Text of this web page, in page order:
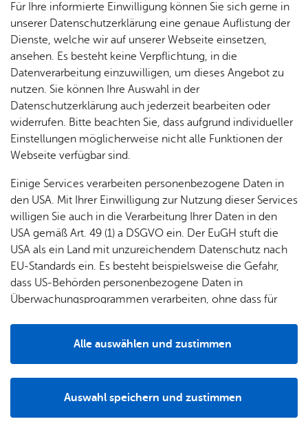
Don­
ners­
tag für
Schul­
klas­
sen
und
Grup­
stehen die freizeitpädagogische, kulturelle und
spielerische Kinderbildung und offene
Kinderarbeit vom Spielehaus und Spielbus.
Ob Sommer oder Winter, im Spielehaus können Kinder
von 6 bis 13 Jahren und auch ihre Familien ihre Freizeit
selbst bestimmen – ohne Leistungsdruck und nach dem
Prinzip der Freiwilligkeit. Im Hof spielen oder mit
verrückten Fahrzeugen fahren, im Garten im großen
großen Wert auf die Vielfalt unseres Angebots.
Die Arbeitsfelder umfassen die verschiedenen
Für Ihre informierte Einwilligung können Sie sich gerne in
unserer Datenschutzerklärung eine genaue Auflistung der
Dienste, welche wir auf unserer Webseite einsetzen,
ansehen. Es besteht keine Verpflichtung, in die
Datenverarbeitung einzuwilligen, um dieses Angebot zu
nutzen. Sie können Ihre Auswahl in der
Datenschutzerklärung auch jederzeit bearbeiten oder
widerrufen. Bitte beachten Sie, dass aufgrund individueller
Einstellungen möglicherweise nicht alle Funktionen der
Webseite verfügbar sind.
Einige Services verarbeiten personenbezogene Daten in
den USA. Mit Ihrer Einwilligung zur Nutzung dieser Services
willigen Sie auch in die Verarbeitung Ihrer Daten in den
USA gemäß Art. 49 (1) a DSGVO ein. Der EuGH stuft die
USA als ein Land mit unzureichendem Datenschutz nach
EU-Standards ein. Es besteht beispielsweise die Gefahr,
dass US-Behörden personenbezogene Daten in
Überwachungsprogrammen verarbeiten, ohne dass für
Auswahl speichern und zustimmen
Alle auswählen und zustimmen